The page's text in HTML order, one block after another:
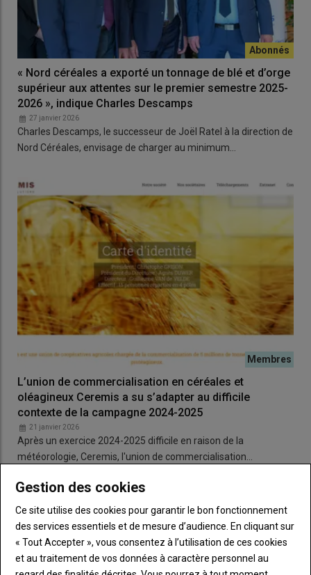
« Nord céréales a exporté un tonnage de blé et d’orge
supérieur aux attentes sur le premier semestre 2025-
2026 », indique Charles Descamps
27 janvier 2026
Charles Descamps, le successeur de Joël Ratel à la direction de
Nord Céréales, envisage de charger au minimum…
L’union de commercialisation en céréales et
oléagineux Ceremis a su s’adapter au difficile
contexte de la campagne 2024-2025
21 janvier 2026
Après un exercice 2024-2025 difficile en raison de la
météorologie, Ceremis, l'union de commercialisation…
Gestion des cookies
Ce site utilise des cookies pour garantir le bon fonctionnement
des services essentiels et de mesure d’audience. En cliquant sur
« Tout Accepter », vous consentez à l’utilisation de ces cookies
et au traitement de vos données à caractère personnel au